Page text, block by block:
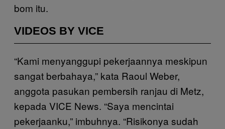
bom itu.
VIDEOS BY VICE
“Kami menyanggupi pekerjaannya meskipun
sangat berbahaya,” kata Raoul Weber,
anggota pasukan pembersih ranjau di Metz,
kepada VICE News. “Saya mencintai
pekerjaanku,” imbuhnya. “Risikonya sudah